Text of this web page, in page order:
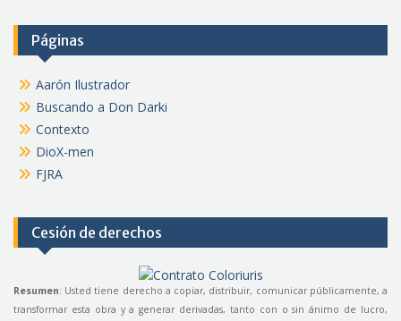
Páginas
Aarón Ilustrador
Buscando a Don Darki
Contexto
DioX-men
FJRA
Cesión de derechos
Resumen: Usted tiene derecho a copiar, distribuir, comunicar públicamente, a
transformar esta obra y a generar derivadas, tanto con o sin ánimo de lucro,